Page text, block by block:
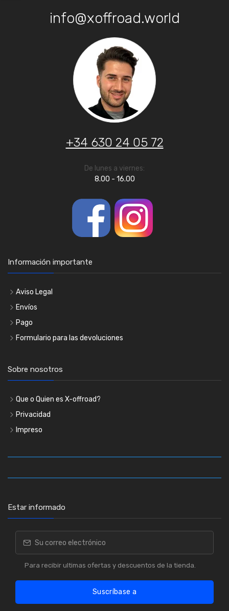
info@xoffroad.world
+34 630 24 05 72
De lunes a viernes:
8.00 - 16.00
Información importante
Aviso Legal
Envíos
Pago
Formulario para las devoluciones
Sobre nosotros
Que o Quien es X-offroad?
Privacidad
Impreso
Estar informado
Para recibir ultimas ofertas y descuentos de la tienda.
Suscríbase a